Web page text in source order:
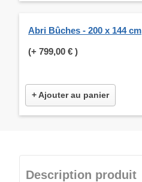
Abri Bûches - 200 x 144 cm
(+ 799,00 € )
+ Ajouter au panier
Description produit